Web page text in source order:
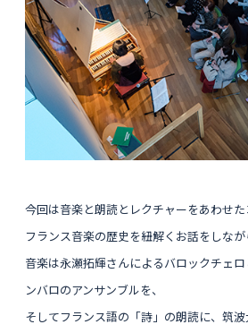
今回は音楽と朗読とレクチャーをあわせた
フランス音楽の歴史を紐解くお話をしなが
音楽は永瀬拓輝さんによるバロックチェ
ンバロのアンサンブルを、
そしてフランス語の「詩」の朗読に、筑